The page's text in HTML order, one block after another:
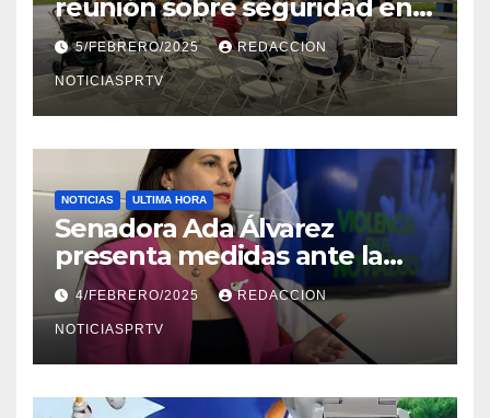
reunión sobre seguridad en
Reparto Metropolitano
5/FEBRERO/2025 REDACCION
NOTICIASPRTV
NOTICIAS ULTIMA HORA
Senadora Ada Álvarez
presenta medidas ante la
violencia en el noviazgo
4/FEBRERO/2025 REDACCION
NOTICIASPRTV